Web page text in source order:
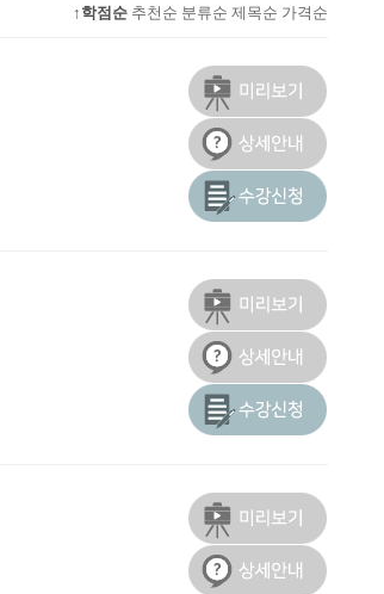
↑학점순 추천순 분류순 제목순 가격순